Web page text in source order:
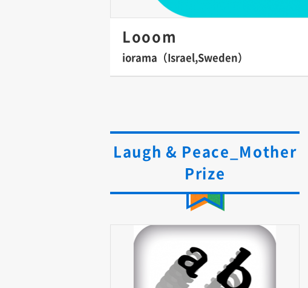
Looom
iorama（Israel,Sweden）
Laugh & Peace_Mother
Prize